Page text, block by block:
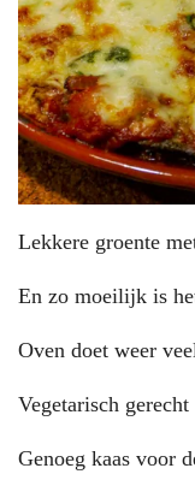
Lekkere groente
En zo moeilijk is
Oven doet weer
Vegetarisch
Genoeg kaas voor